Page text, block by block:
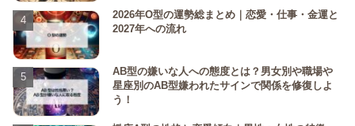
2026年O型の運勢総まとめ｜恋愛・仕事・金運と
2027年への流れ
AB型の嫌いな人への態度とは？男女別や職場や
星座別のAB型嫌われたサインで関係を修復しよ
う！